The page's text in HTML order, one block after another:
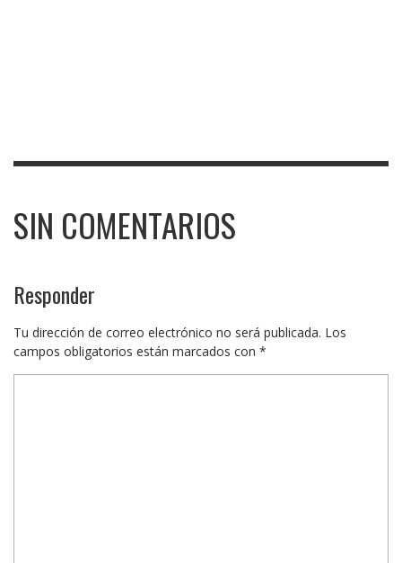
SIN COMENTARIOS
Responder
Tu dirección de correo electrónico no será publicada. Los
campos obligatorios están marcados con *